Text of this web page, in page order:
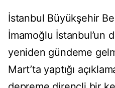
İstanbul Büyükşehir
İmamoğlu İstanbul’un
yeniden gündeme
Mart’ta yaptığı